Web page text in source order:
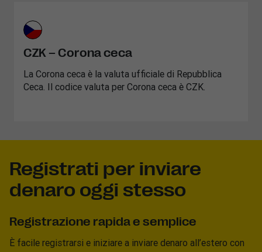
CZK – Corona ceca
La Corona ceca è la valuta ufficiale di Repubblica
Ceca. Il codice valuta per Corona ceca è CZK.
Registrati per inviare
denaro oggi stesso
Registrazione rapida e semplice
È facile registrarsi e iniziare a inviare denaro all’estero con